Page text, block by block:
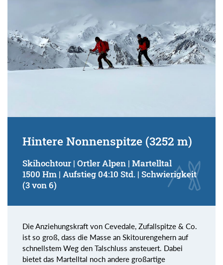
Hintere Nonnenspitze (3252 m)
Skihochtour | Ortler Alpen | Martelltal
1500 Hm | Aufstieg 04:10 Std. | Schwierigkeit
(3 von 6)
Die Anziehungskraft von Cevedale, Zufallspitze & Co.
ist so groß, dass die Masse an Skitourengehern auf
schnellstem Weg den Talschluss ansteuert. Dabei
bietet das Martelltal noch andere großartige